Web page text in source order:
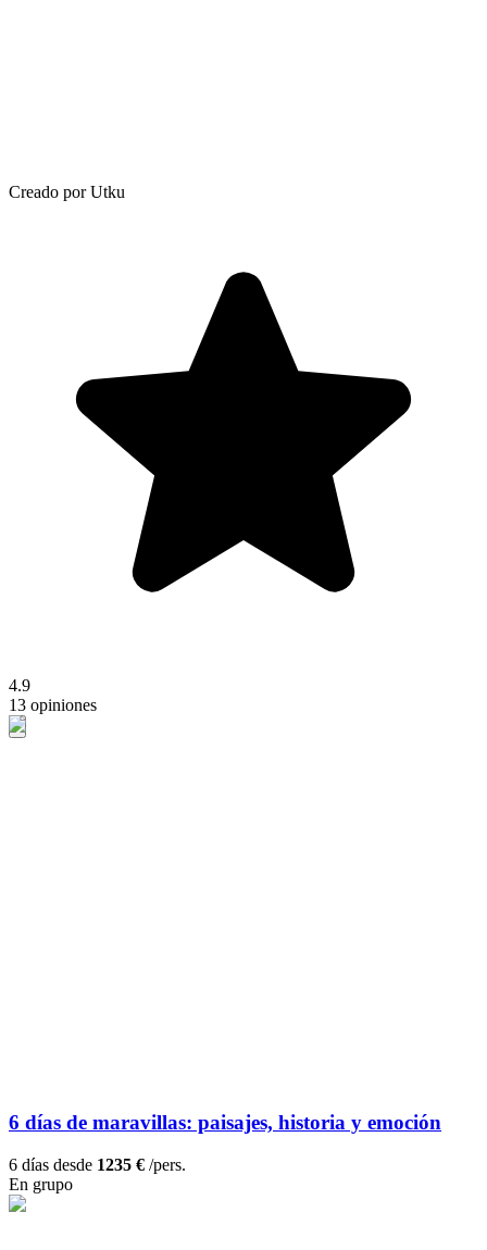
Creado por Utku
4.9
13 opiniones
6 días de maravillas: paisajes, historia y emoción
6 días desde 1235 € /pers.
En grupo